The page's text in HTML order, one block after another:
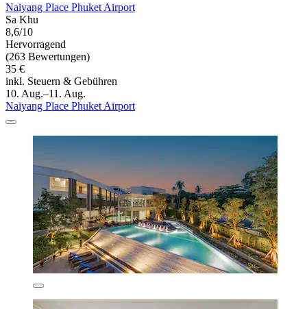
Naiyang Place Phuket Airport
Sa Khu
8,6/10
Hervorragend
(263 Bewertungen)
35 €
inkl. Steuern & Gebühren
10. Aug.–11. Aug.
Naiyang Place Phuket Airport